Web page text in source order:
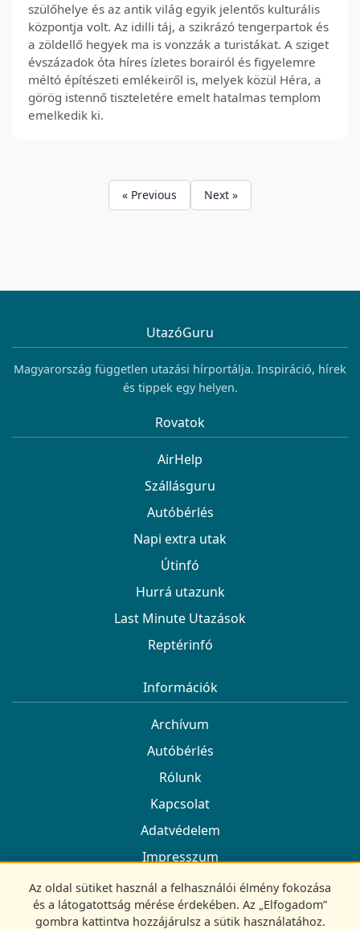
szülőhelye és az antik világ egyik jelentős kulturális
központja volt. Az idilli táj, a szikrázó tengerpartok és
a zöldellő hegyek ma is vonzzák a turistákat. A sziget
évszázadok óta híres ízletes borairól és figyelemre
méltó építészeti emlékeiről is, melyek közül Héra, a
görög istennő tiszteletére emelt hatalmas templom
emelkedik ki.
« Previous Next »
UtazóGuru
Magyarország független utazási hírportálja. Inspiráció, hírek
és tippek egy helyen.
Rovatok
AirHelp
Szállásguru
Autóbérlés
Napi extra utak
Útinfó
Hurrá utazunk
Last Minute Utazások
Reptérinfó
Információk
Archívum
Autóbérlés
Rólunk
Kapcsolat
Adatvédelem
Impresszum
Kövess minket
Az oldal sütiket használ a felhasználói élmény fokozása
és a látogatottság mérése érdekében. Az „Elfogadom”
gombra kattintva hozzájárulsz a sütik használatához.